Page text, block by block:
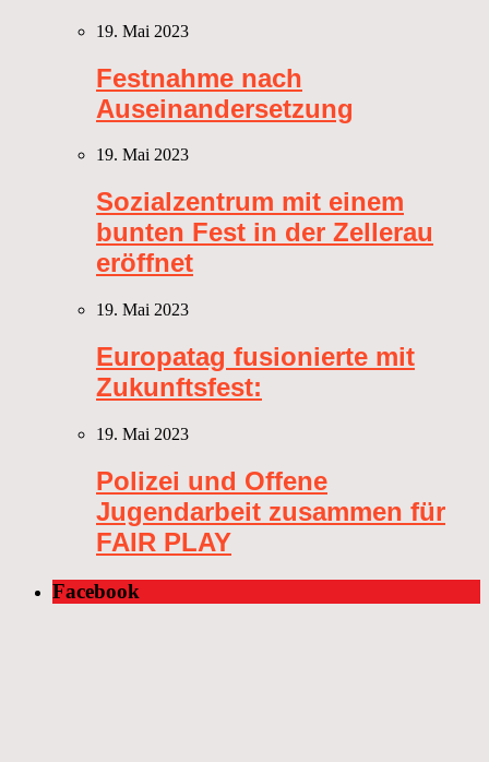
19. Mai 2023
Festnahme nach
Auseinandersetzung
19. Mai 2023
Sozialzentrum mit einem
bunten Fest in der Zellerau
eröffnet
19. Mai 2023
Europatag fusionierte mit
Zukunftsfest:
19. Mai 2023
Polizei und Offene
Jugendarbeit zusammen für
FAIR PLAY
Facebook